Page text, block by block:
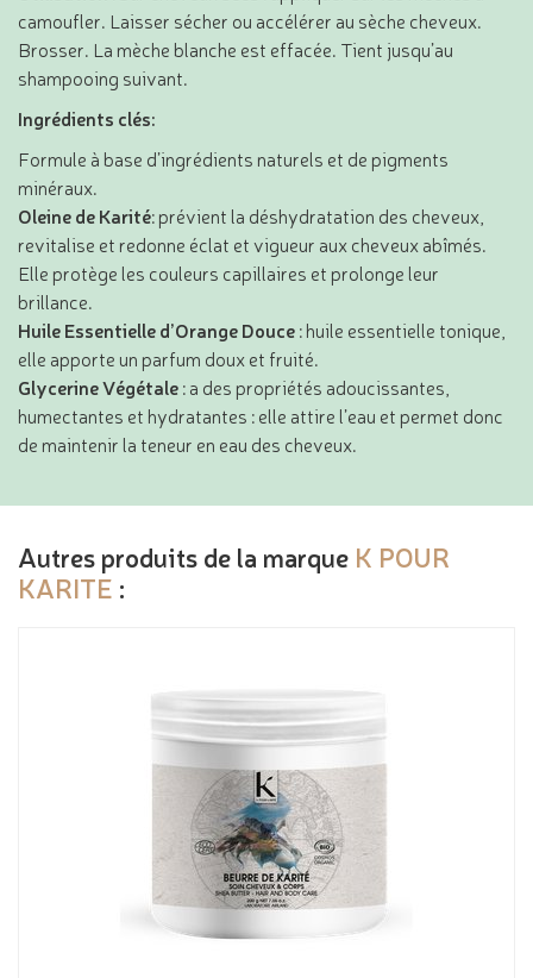
camoufler. Laisser sécher ou accélérer au sèche cheveux.
Brosser. La mèche blanche est effacée. Tient jusqu’au
shampooing suivant.
Ingrédients clés:
Formule à base d’ingrédients naturels et de pigments
minéraux.
Oleine de Karité: prévient la déshydratation des cheveux,
revitalise et redonne éclat et vigueur aux cheveux abîmés.
Elle protège les couleurs capillaires et prolonge leur
brillance.
Huile Essentielle d’Orange Douce: huile essentielle tonique,
elle apporte un parfum doux et fruité.
Glycerine Végétale: a des propriétés adoucissantes,
humectantes et hydratantes : elle attire l’eau et permet donc
de maintenir la teneur en eau des cheveux.
Autres produits de la marque K POUR
KARITE :